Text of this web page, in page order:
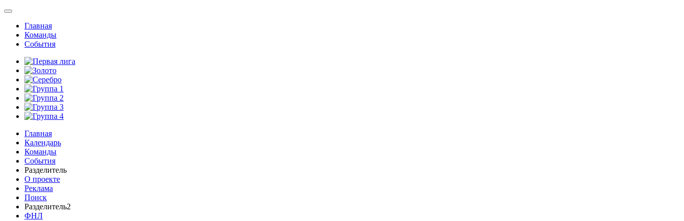
Главная
Команды
События
Главная
Календарь
Команды
События
Разделитель
О проекте
Реклама
Поиск
Разделитель2
ФНЛ